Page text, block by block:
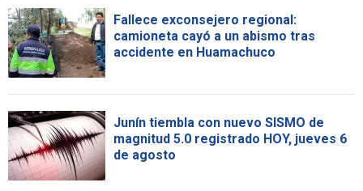
Fallece exconsejero regional:
camioneta cayó a un abismo tras
accidente en Huamachuco
Junín tiembla con nuevo SISMO de
magnitud 5.0 registrado HOY, jueves 6
de agosto